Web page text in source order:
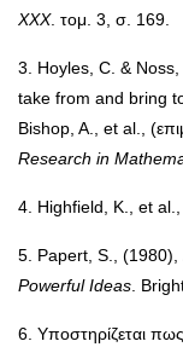
XXX. τομ. 3, σ. 169.
3. Hoyles, C. &
take from and bring
Bishop, A., et al.,
Research in
4. Highfield, K., et al.,
5. Papert, S., (1980),
Powerful Ideas .
6. Υποστηρίζεται